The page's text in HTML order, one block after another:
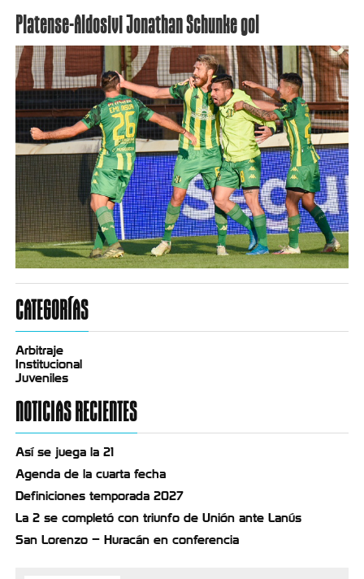
Platense-Aldosivi Jonathan Schunke gol
CATEGORÍAS
Arbitraje
Institucional
Juveniles
NOTICIAS RECIENTES
Así se juega la 21
Agenda de la cuarta fecha
Definiciones temporada 2027
La 2 se completó con triunfo de Unión ante Lanús
San Lorenzo – Huracán en conferencia